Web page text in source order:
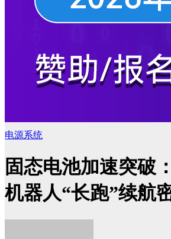
电源系统
固态电池加速突破
机器人“长跑”续航